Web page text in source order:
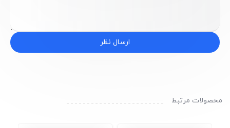
ارسال نظر
محصولات مرتبط